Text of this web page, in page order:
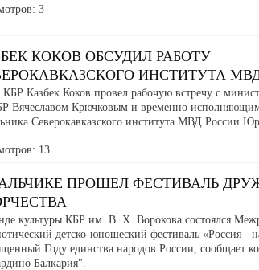
3
КОКОВ ОБСУДИЛ РАБОТУ
ИНСТИТУТА
КБР Казбек Коков провел рабочую встречу с
Вячеславом Крючковым и временно исполняющим
Северокавказского института МВД России
13
ПРОШЕЛ ФЕСТИВАЛЬ
культуры КБР им. В. Х. Ворокова состоялся
детско-юношеский фестиваль «Россия -
Году единства народов России, сообщает
Балкария".